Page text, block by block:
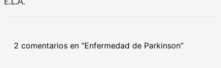
E.L.A.
2 comentarios en “Enfermedad de Parkinson”